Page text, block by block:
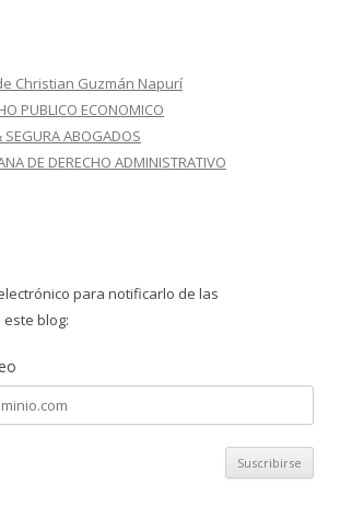
Christian Guzmán Napurí
PUBLICO ECONOMICO
ABOGADOS
DE DERECHO ADMINISTRATIVO
para notificarlo de las
blog: